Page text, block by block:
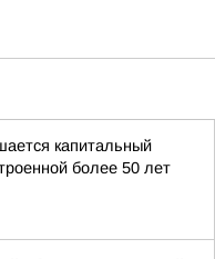
капитальный
более 50 лет